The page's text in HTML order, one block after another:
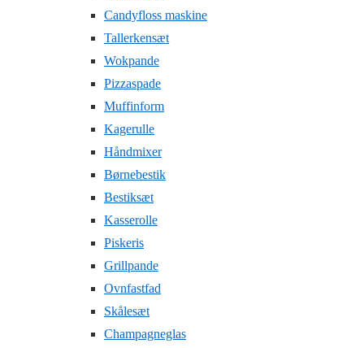
Candyfloss maskine
Tallerkensæt
Wokpande
Pizzaspade
Muffinform
Kagerulle
Håndmixer
Børnebestik
Bestiksæt
Kasserolle
Piskeris
Grillpande
Ovnfastfad
Skålesæt
Champagneglas